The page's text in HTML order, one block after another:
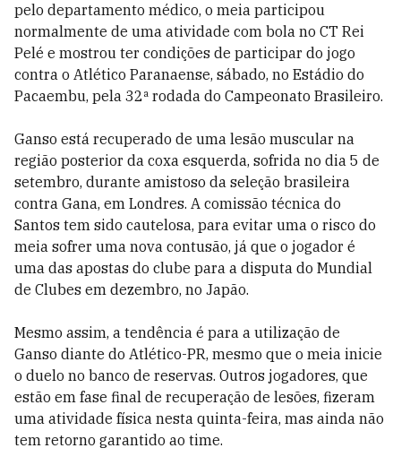
pelo departamento médico, o meia participou
normalmente de uma atividade com bola no CT Rei
Pelé e mostrou ter condições de participar do jogo
contra o Atlético Paranaense, sábado, no Estádio do
Pacaembu, pela 32ª rodada do Campeonato Brasileiro.
Ganso está recuperado de uma lesão muscular na
região posterior da coxa esquerda, sofrida no dia 5 de
setembro, durante amistoso da seleção brasileira
contra Gana, em Londres. A comissão técnica do
Santos tem sido cautelosa, para evitar uma o risco do
meia sofrer uma nova contusão, já que o jogador é
uma das apostas do clube para a disputa do Mundial
de Clubes em dezembro, no Japão.
Mesmo assim, a tendência é para a utilização de
Ganso diante do Atlético-PR, mesmo que o meia inicie
o duelo no banco de reservas. Outros jogadores, que
estão em fase final de recuperação de lesões, fizeram
uma atividade física nesta quinta-feira, mas ainda não
tem retorno garantido ao time.